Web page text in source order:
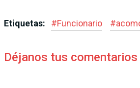
Etiquetas: #Funcionario #
Déjanos tus comentarios